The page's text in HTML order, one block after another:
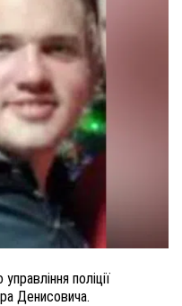
поліції
Денисовича.